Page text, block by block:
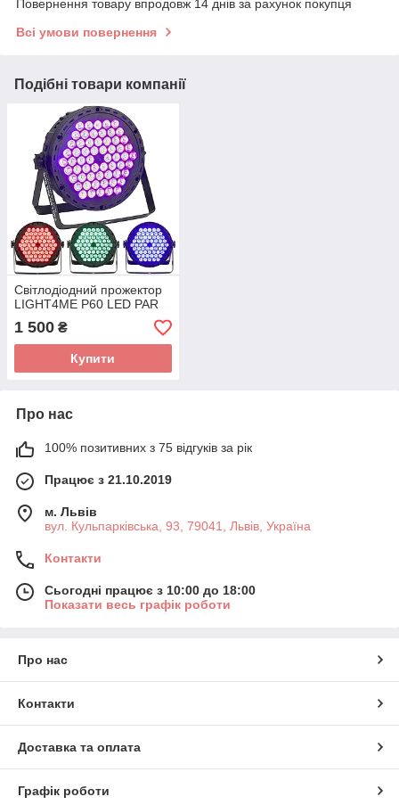
Повернення товару впродовж 14 днів за рахунок покупця
Всі умови повернення
Подібні товари компанії
Світлодіодний прожектор
LIGHT4ME P60 LED PAR
1 500 ₴
Купити
Про нас
100% позитивних з 75 відгуків за рік
Працює з 21.10.2019
м. Львів
вул. Кульпарківська, 93, 79041, Львів, Україна
Контакти
Сьогодні працює з 10:00 до 18:00
Показати весь графік роботи
Про нас
Контакти
Доставка та оплата
Графік роботи